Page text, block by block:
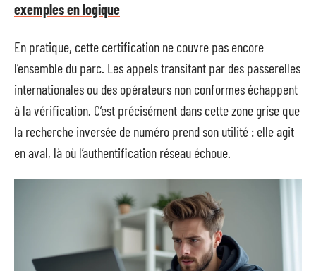
exemples en logique
En pratique, cette certification ne couvre pas encore
l’ensemble du parc. Les appels transitant par des passerelles
internationales ou des opérateurs non conformes échappent
à la vérification. C’est précisément dans cette zone grise que
la recherche inversée de numéro prend son utilité : elle agit
en aval, là où l’authentification réseau échoue.